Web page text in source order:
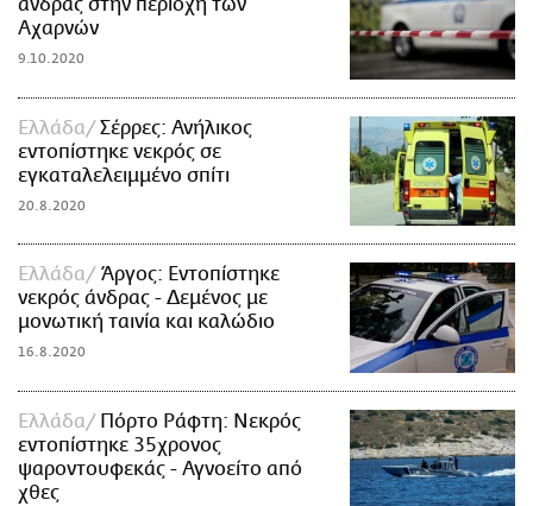
άνδρας στην περιοχή των
Αχαρνών
9.10.2020
Ελλάδα
Σέρρες: Ανήλικος
εντοπίστηκε νεκρός σε
εγκαταλελειμμένο σπίτι
20.8.2020
Ελλάδα
Άργος: Εντοπίστηκε
νεκρός άνδρας - Δεμένος με
μονωτική ταινία και καλώδιο
16.8.2020
Ελλάδα
Πόρτο Ράφτη: Νεκρός
εντοπίστηκε 35χρονος
ψαροντουφεκάς - Αγνοείτο από
χθες